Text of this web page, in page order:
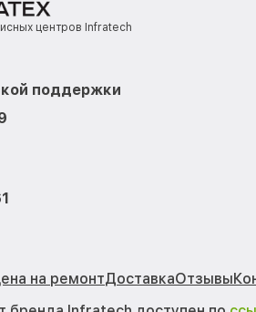
центров Infratech
поддержки
на ремонтДоставкаОтзывы